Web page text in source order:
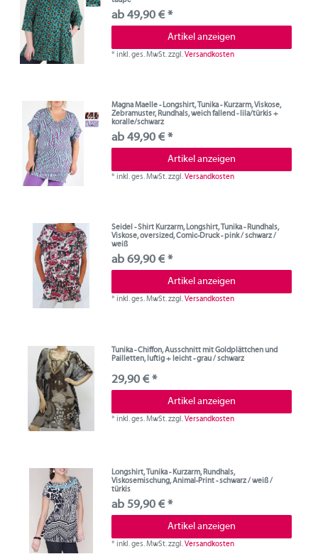
ab 49,90 € *
Artikel anzeigen
*inkl. ges. MwSt.zzgl.Versandkosten
Magna Maelle - Longshirt, Tunika - Kurzarm, Viskose,
Zebramuster, Rundhals, weich fallend - lila/türkis +
koralle/schwarz
ab 49,90 € *
Artikel anzeigen
*inkl. ges. MwSt.zzgl.Versandkosten
Seidel - Shirt Kurzarm, Longshirt, Tunika - Rundhals,
Viskose, oversized, Comic-Druck - pink / schwarz /
weiß
ab 69,90 € *
Artikel anzeigen
*inkl. ges. MwSt.zzgl.Versandkosten
Tunika - Chiffon, Ausschnitt mit Goldplättchen und
Pailletten, luftig + leicht - grau / schwarz
29,90 € *
Artikel anzeigen
*inkl. ges. MwSt.zzgl.Versandkosten
Longshirt, Tunika - Kurzarm, Rundhals,
Viskosemischung, Animal-Print - schwarz / weiß /
türkis
ab 59,90 € *
Artikel anzeigen
*inkl. ges. MwSt.zzgl.Versandkosten